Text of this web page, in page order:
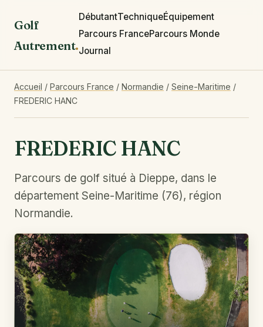
Golf
Autrement.
DébutantTechniqueÉquipement
Parcours FranceParcours Monde
Journal
Accueil / Parcours France / Normandie / Seine-Maritime /
FREDERIC HANC
FREDERIC HANC
Parcours de golf situé à Dieppe, dans le
département Seine-Maritime (76), région
Normandie.